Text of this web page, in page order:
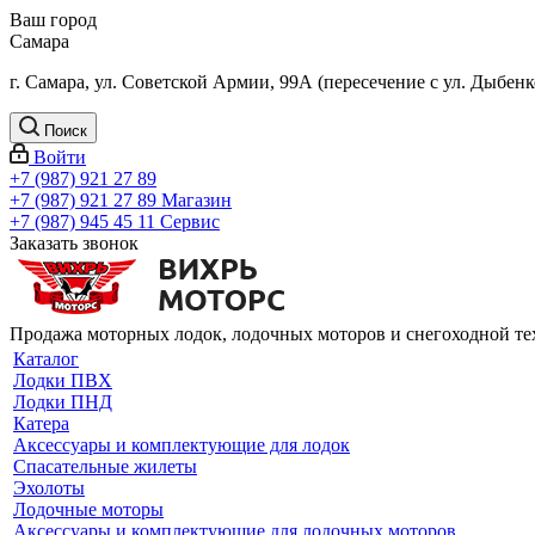
Ваш город
Самара
г. Самара, ул. Советской Армии, 99А (пересечение с ул.
Поиск
Войти
+7 (987) 921 27 89
+7 (987) 921 27 89 Магазин
+7 (987) 945 45 11 Сервис
Заказать звонок
Продажа моторных лодок, лодочных моторов и снегоходной
Каталог
Лодки ПВХ
Лодки ПНД
Катера
Аксессуары и комплектующие для лодок
Спасательные жилеты
Эхолоты
Лодочные моторы
Аксессуары и комплектующие для лодочных моторов